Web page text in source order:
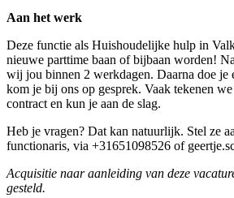
Aan het werk
Deze functie als Huishoudelijke hulp in
nieuwe parttime baan of bijbaan worden!
wij jou binnen 2 werkdagen. Daarna doe je
kom je bij ons op gesprek. Vaak tekenen
contract en kun je aan de slag.
Heb je vragen? Dat kan natuurlijk. Stel ze
functionaris, via +31651098526 of
Acquisitie naar aanleiding van deze
gesteld.